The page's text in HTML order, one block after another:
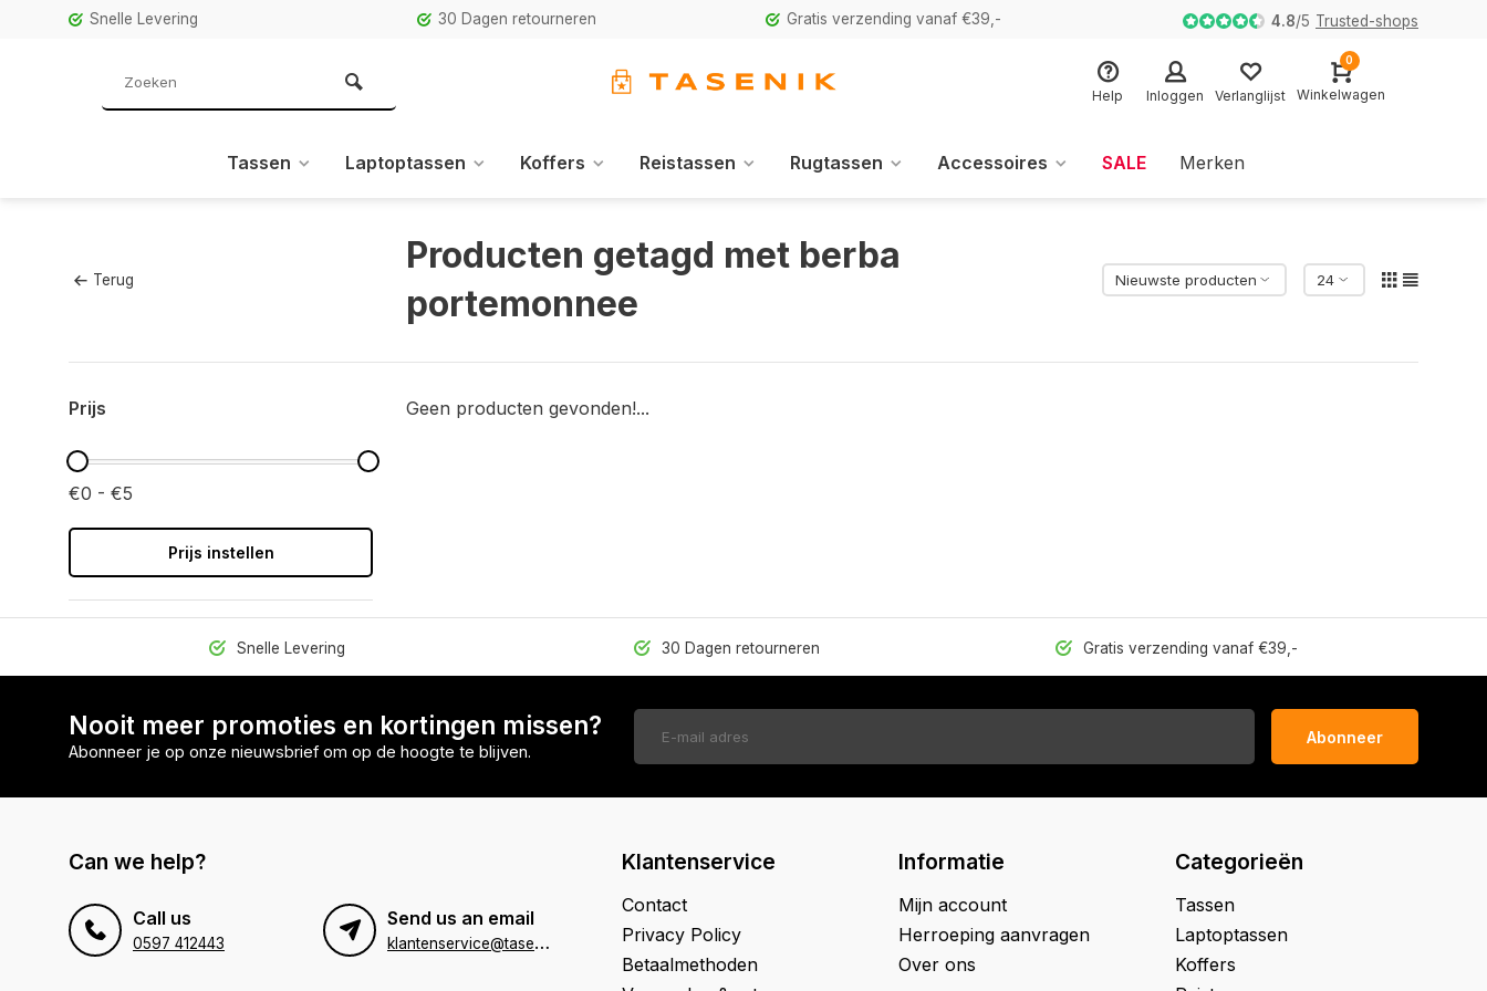
Snelle Levering 30 Dagen retourneren Gratis verzending vanaf €39,- 4.8/5 Trusted-shops
Help Inloggen Verlanglijst
0
Winkelwagen
Tassen Laptoptassen Koffers Reistassen Rugtassen Accessoires SALE Merken
Terug
Producten getagd met berba
portemonnee
Prijs
€0 - €5
Prijs instellen
Geen producten gevonden!...
Snelle Levering 30 Dagen retourneren Gratis verzending vanaf €39,-
Nooit meer promoties en kortingen missen?
Abonneer je op onze nieuwsbrief om op de hoogte te blijven.
Abonneer
Can we help?
Call us
0597 412443
Send us an email
k
lantenservice@tasenik.nl
Klantenservice
Contact
Privacy Policy
Betaalmethoden
Informatie
Mijn account
Herroeping aanvragen
Over ons
Categorieën
Tassen
Laptoptassen
Koffers